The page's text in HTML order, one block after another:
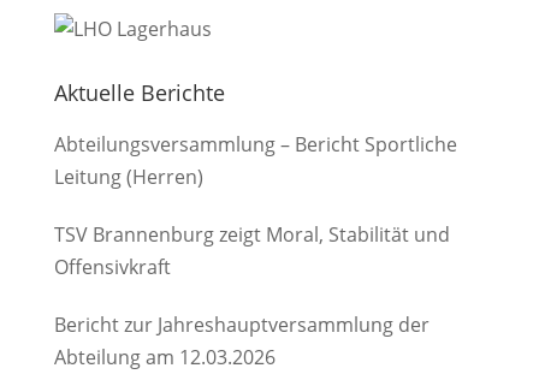
Aktuelle Berichte
Abteilungsversammlung – Bericht Sportliche
Leitung (Herren)
TSV Brannenburg zeigt Moral, Stabilität und
Offensivkraft
Bericht zur Jahreshauptversammlung der
Abteilung am 12.03.2026